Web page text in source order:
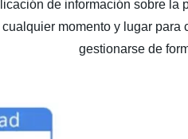
de información sobre
momento y lugar
gestionarse de